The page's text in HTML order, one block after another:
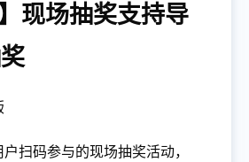
现场抽奖支持导
户扫码参与的现场抽奖活动，